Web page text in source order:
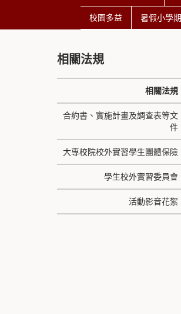
校園多益 暑假小學期
相關法規
相關法規
合約書、實施計畫及調查表等文
件
大專校院校外實習學生團體保險
學生校外實習委員會
活動影音花絮